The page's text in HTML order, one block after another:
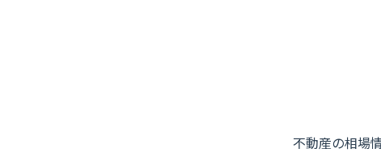
不動産の相場